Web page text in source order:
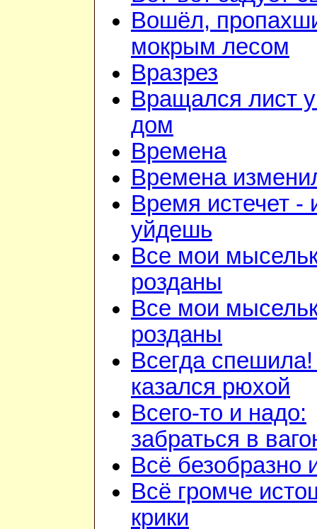
Вошёл,
мокрым лесом
Вразрез
Вращался лист
дом
Времена
Времена
Время истечет -
уйдешь
Все мои
розданы
Все мои
розданы
Всегда
казался рюхой
Всего-то и надо:
забраться в
Всё безобразно
Всё громче
крики